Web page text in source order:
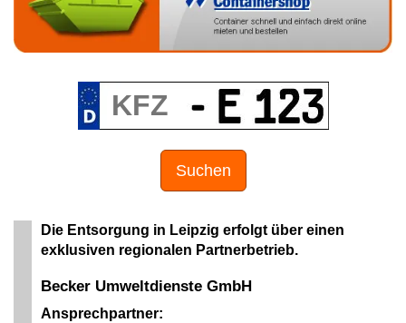
Suchen
Die Entsorgung in Leipzig erfolgt über einen
exklusiven regionalen Partnerbetrieb.
Becker Umweltdienste GmbH
Ansprechpartner: